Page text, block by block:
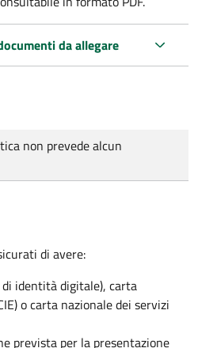
da allegare
non prevede alcun
di avere:
di identità digitale), carta
o carta nazionale dei servizi
prevista per la presentazione